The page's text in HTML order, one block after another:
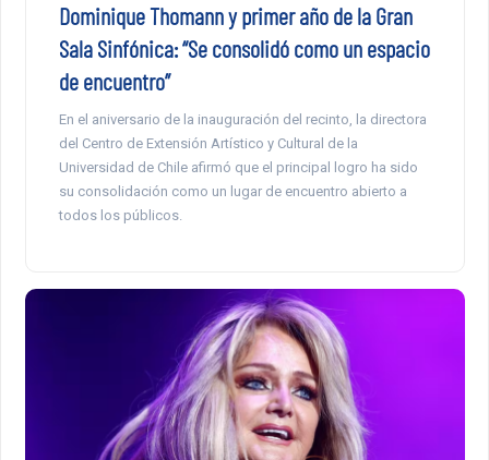
Dominique Thomann y primer año de la Gran
Sala Sinfónica: “Se consolidó como un espacio
de encuentro”
En el aniversario de la inauguración del recinto, la directora
del Centro de Extensión Artístico y Cultural de la
Universidad de Chile afirmó que el principal logro ha sido
su consolidación como un lugar de encuentro abierto a
todos los públicos.